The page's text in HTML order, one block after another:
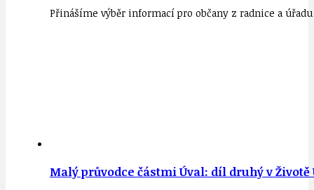
Přinášíme výběr informací pro občany z radnice a
Malý průvodce částmi Úval: díl druhý v Životě